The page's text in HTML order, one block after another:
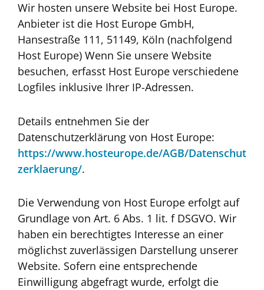
Wir hosten unsere Website bei Host Europe.
Anbieter ist die Host Europe GmbH,
Hansestraße 111, 51149, Köln (nachfolgend
Host Europe) Wenn Sie unsere Website
besuchen, erfasst Host Europe verschiedene
Logfiles inklusive Ihrer IP-Adressen.
Details entnehmen Sie der
Datenschutzerklärung von Host Europe:
https://www.hosteurope.de/AGB/Datenschut
zerklaerung/.
Die Verwendung von Host Europe erfolgt auf
Grundlage von Art. 6 Abs. 1 lit. f DSGVO. Wir
haben ein berechtigtes Interesse an einer
möglichst zuverlässigen Darstellung unserer
Website. Sofern eine entsprechende
Einwilligung abgefragt wurde, erfolgt die